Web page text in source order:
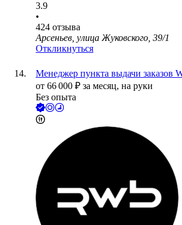
3.9
•
424 отзыва
Арсеньев, улица Жуковского, 39/1
Откликнуться
Менеджер пункта выдачи заказов
от 66 000 ₽ за месяц, на руки
Без опыта